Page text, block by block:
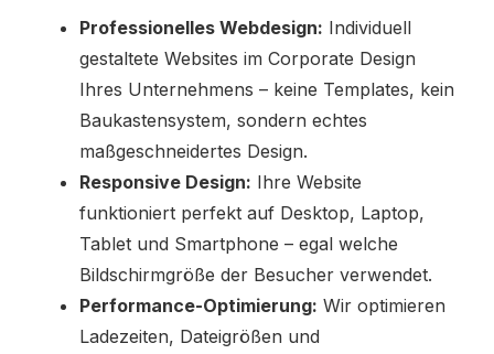
Professionelles Webdesign: Individuell
gestaltete Websites im Corporate Design
Ihres Unternehmens – keine Templates, kein
Baukastensystem, sondern echtes
maßgeschneidertes Design.
Responsive Design: Ihre Website
funktioniert perfekt auf Desktop, Laptop,
Tablet und Smartphone – egal welche
Bildschirmgröße der Besucher verwendet.
Performance-Optimierung: Wir optimieren
Ladezeiten, Dateigrößen und